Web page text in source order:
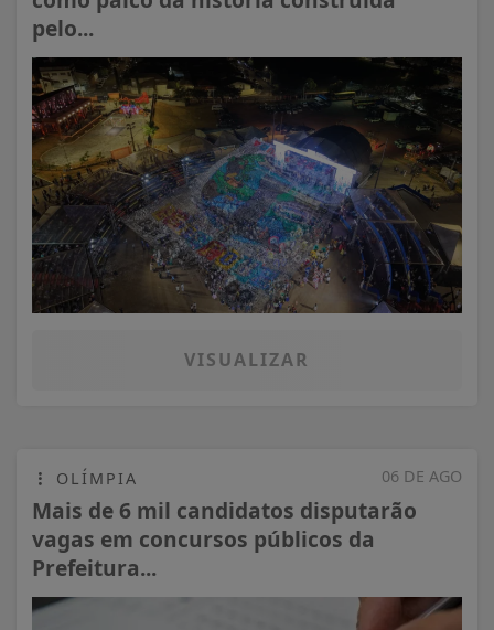
pelo...
VISUALIZAR
06 DE AGO
OLÍMPIA
Mais de 6 mil candidatos disputarão
vagas em concursos públicos da
Prefeitura...